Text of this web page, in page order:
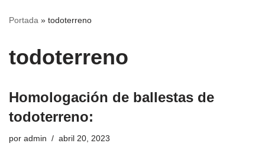
Portada » todoterreno
todoterreno
Homologación de ballestas de
todoterreno:
por admin abril 20, 2023